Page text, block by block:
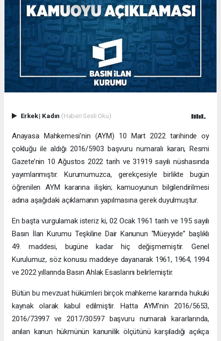
Erkek| Kadın (Haberi Sesli Oku)
Anayasa Mahkemesi’nin (AYM) 10 Mart 2022 tarihinde oy
çokluğu ile aldığı 2016/5903 başvuru numaralı kararı, Resmi
Gazete’nin 10 Ağustos 2022 tarih ve 31919 sayılı nüshasında
yayımlanmıştır. Kurumumuzca, gerekçesiyle birlikte bugün
öğrenilen AYM kararına ilişkin; kamuoyunun bilgilendirilmesi
adına aşağıdaki açıklamanın yapılmasına gerek duyulmuştur.
En başta vurgulamak isteriz ki, 02 Ocak 1961 tarih ve 195 sayılı
Basın İlan Kurumu Teşkiline Dair Kanunun “Müeyyide” başlıklı
49. maddesi, bugüne kadar hiç değişmemiştir. Genel
Kurulumuz, söz konusu maddeye dayanarak 1961, 1964, 1994
ve 2022 yıllarında Basın Ahlak Esaslarını belirlemiştir.
Bütün bu mevzuat hükümleri birçok mahkeme kararında hukuki
kaynak olarak kabul edilmiştir. Hatta AYM’nin 2016/5653,
2016/73997 ve 2017/30597 başvuru numaralı kararlarında,
anılan kanun hükmünün kanunilik ölçütünü karşıladığı açıkça